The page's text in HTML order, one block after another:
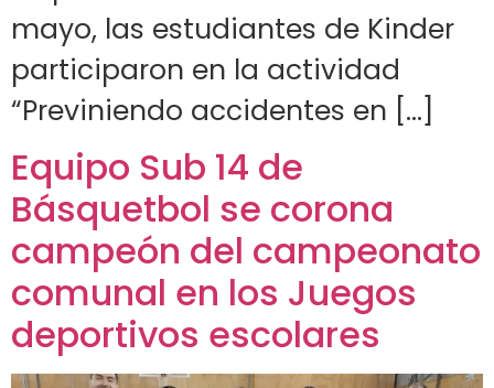
mayo, las estudiantes de Kinder
participaron en la actividad
“Previniendo accidentes en […]
Equipo Sub 14 de
Básquetbol se corona
campeón del campeonato
comunal en los Juegos
deportivos escolares